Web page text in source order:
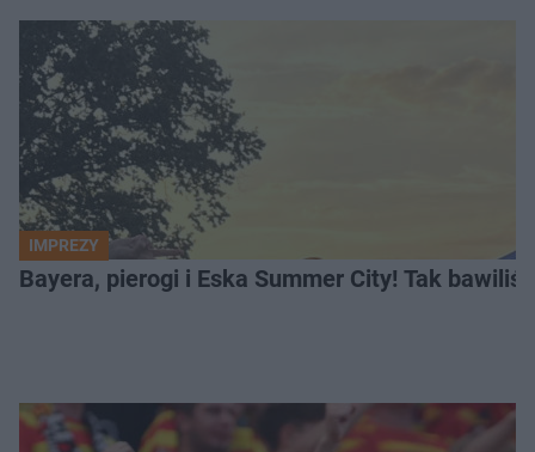
IMPREZY
Bayera, pierogi i Eska Summer City! Tak